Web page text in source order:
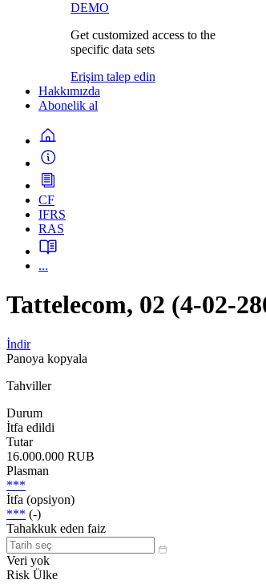
DEMO
Get customized access to the
specific data sets
Erişim talep edin
Hakkımızda
Abonelik al
CF
IFRS
RAS
...
Tattelecom, 02 (4-02-
İndir
Panoya kopyala
Tahviller
Durum
İtfa edildi
Tutar
16.000.000 RUB
Plasman
***
İtfa (opsiyon)
*** (-)
Tahakkuk eden faiz
Veri yok
Risk Ülke